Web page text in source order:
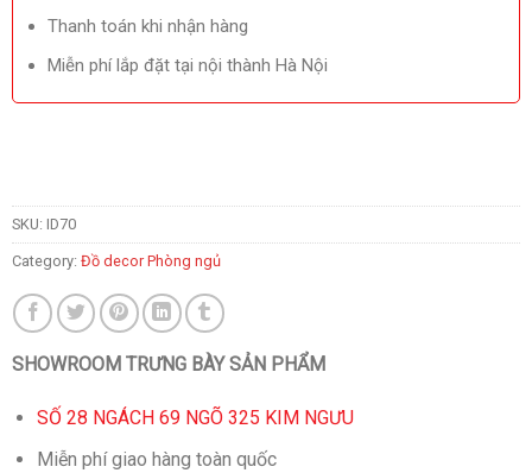
Thanh toán khi nhận hàng
Miễn phí lắp đặt tại nội thành Hà Nội
SKU: ID70
Category: Đồ decor Phòng ngủ
SHOWROOM TRƯNG BÀY SẢN PHẨM
SỐ 28 NGÁCH 69 NGÕ 325 KIM NGƯU
Miễn phí giao hàng toàn quốc